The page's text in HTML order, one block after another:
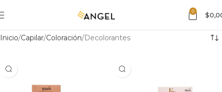
0 $
Inicio Capilar Coloración Decolorantes